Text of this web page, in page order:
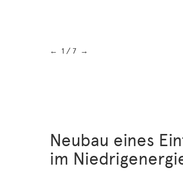
← 1 / 7 →
Neubau eines
im